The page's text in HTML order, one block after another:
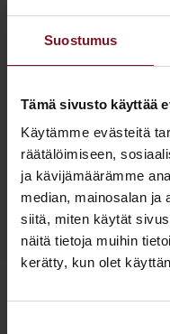
Suostumus
Tämä sivusto käyttää
Käytämme evästeitä
räätälöimiseen,
ja kävijämäärämme
median, mainosalan ja
siitä, miten käytät
näitä tietoja muihin
kerätty, kun olet
mahdollista jakaa
säästää jopa 3200 €.
Ota yhteyttä ja kysy